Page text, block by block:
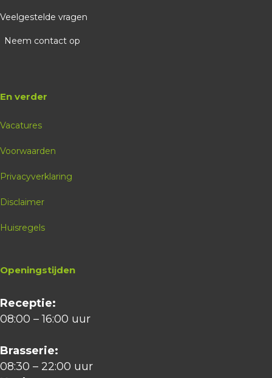
Veelgestelde vragen
Neem contact op
En verder
Vacatures
Voorwaarden
Privacyverklaring
Disclaimer
Huisregels
Openingstijden
Receptie:
08:00 – 16:00 uur
Brasserie:
08:30 – 22:00 uur